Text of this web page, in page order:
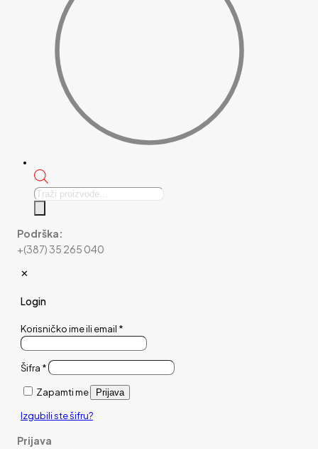
Products
Podrška:
+(387) 35 265 040
✕
Login
Korisničko ime ili email *
Šifra *
Zapamti me Prijava
Izgubili ste šifru?
Prijava